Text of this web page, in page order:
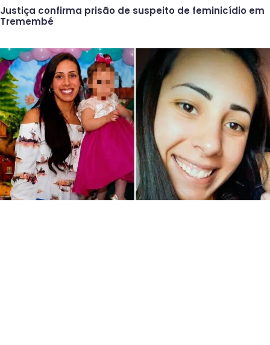
Justiça confirma prisão de suspeito de feminicídio em
Tremembé